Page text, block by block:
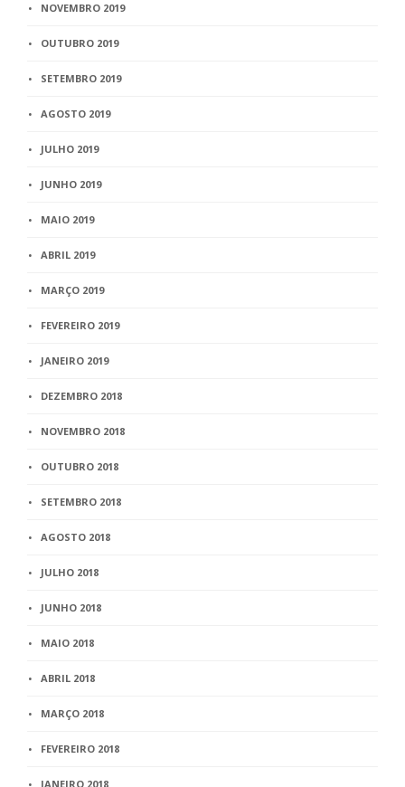
NOVEMBRO 2019
OUTUBRO 2019
SETEMBRO 2019
AGOSTO 2019
JULHO 2019
JUNHO 2019
MAIO 2019
ABRIL 2019
MARÇO 2019
FEVEREIRO 2019
JANEIRO 2019
DEZEMBRO 2018
NOVEMBRO 2018
OUTUBRO 2018
SETEMBRO 2018
AGOSTO 2018
JULHO 2018
JUNHO 2018
MAIO 2018
ABRIL 2018
MARÇO 2018
FEVEREIRO 2018
JANEIRO 2018